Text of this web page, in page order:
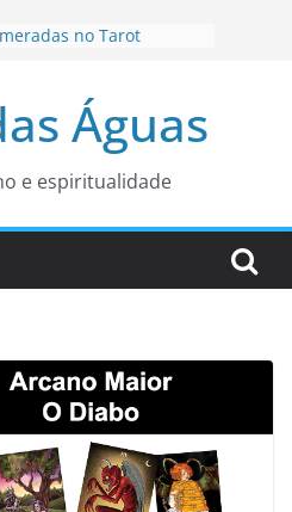
no Tarot
Tarot
Corte no TarotÁguas
e espiritualidade